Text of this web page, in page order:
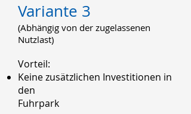
Variante 3
(Abhängig von der zugelassenen
Nutzlast)
Vorteil:
Keine zusätzlichen Investitionen in
den
Fuhrpark